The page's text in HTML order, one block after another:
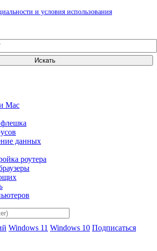
и условия использования
Искать
Mac
флешка
данных
роутера
Windows 11 Windows 10 Подписаться